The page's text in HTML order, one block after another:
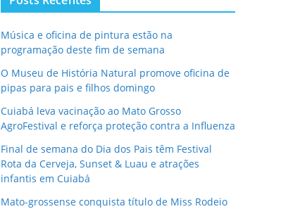
Música e oficina de pintura estão na
programação deste fim de semana
O Museu de História Natural promove oficina de
pipas para pais e filhos domingo
Cuiabá leva vacinação ao Mato Grosso
AgroFestival e reforça proteção contra a Influenza
Final de semana do Dia dos Pais têm Festival
Rota da Cerveja, Sunset & Luau e atrações
infantis em Cuiabá
Mato-grossense conquista título de Miss Rodeio